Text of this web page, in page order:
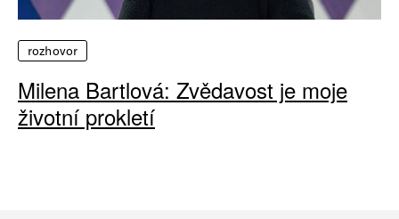
rozhovor
Milena Bartlová: Zvědavost je moje
životní prokletí